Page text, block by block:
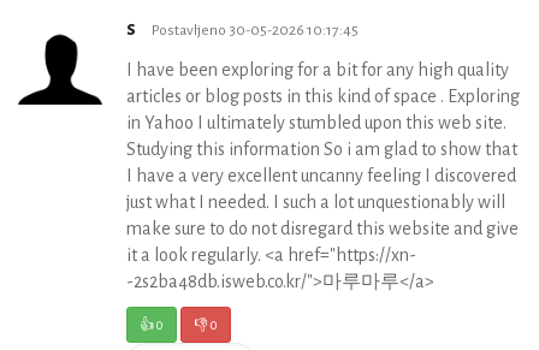
s Postavljeno 30-05-2026 10:17:45
I have been exploring for a bit for any high quality
articles or blog posts in this kind of space . Exploring
in Yahoo I ultimately stumbled upon this web site.
Studying this information So i am glad to show that
I have a very excellent uncanny feeling I discovered
just what I needed. I such a lot unquestionably will
make sure to do not disregard this website and give
it a look regularly. <a href="https://xn-
-2s2ba48db.isweb.co.kr/">마루마루</a>
👍0 👎0